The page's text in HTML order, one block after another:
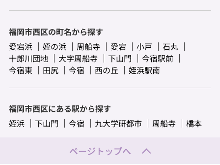
福岡市西区の町名から探す
愛宕浜
姪の浜 周船寺 愛宕 小戸
石丸
十郎川団地
大字周船寺 下山門
今宿駅前
今宿東
田尻 今宿 西の丘 姪浜駅南
福岡市西区にある駅から探す
姪浜
下山門 今宿 九大学研都市 周船寺 橋本
ページトップへ